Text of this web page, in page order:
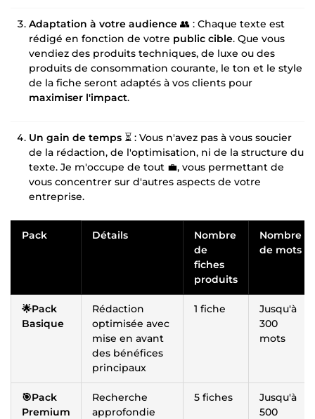
Adaptation à votre audience 👥 : Chaque texte est
rédigé en fonction de votre public cible. Que vous
vendiez des produits techniques, de luxe ou des
produits de consommation courante, le ton et le style
de la fiche seront adaptés à vos clients pour
maximiser l'impact.
Un gain de temps ⏳ : Vous n'avez pas à vous soucier
de la rédaction, de l'optimisation, ni de la structure du
texte. Je m'occupe de tout 💼, vous permettant de
vous concentrer sur d'autres aspects de votre
entreprise.
Pack Détails
Nombre
de
fiches
produits
Nombre
de mots
🌟Pack
Basique
Rédaction
optimisée avec
mise en avant
des bénéfices
principaux
1 fiche
Jusqu'à
300
mots
🎯Pack
Premium
Recherche
approfondie
5 fiches
Jusqu'à
500